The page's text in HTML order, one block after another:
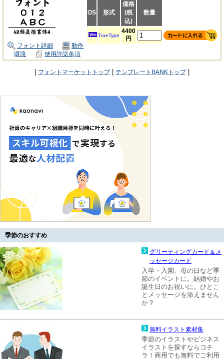
OS 形式
価格
(税
込)
数量
TrueType
4400
円
フォント詳細
動作
環境
使用許諾条項
| フォントマーケットトップ| テンプレートBANKトップ|
季節のおすすめ
グリーティングカード＆メ
ッセージカード
入学・入園、母の日など季
節のイベントに。結婚やお
誕生日のお祝いに。ひとこ
とメッセージを添えません
か？
無料イラスト素材集
季節のイラストやビジネス
イラストを探すならコチ
ラ！商用でも無料でご利用